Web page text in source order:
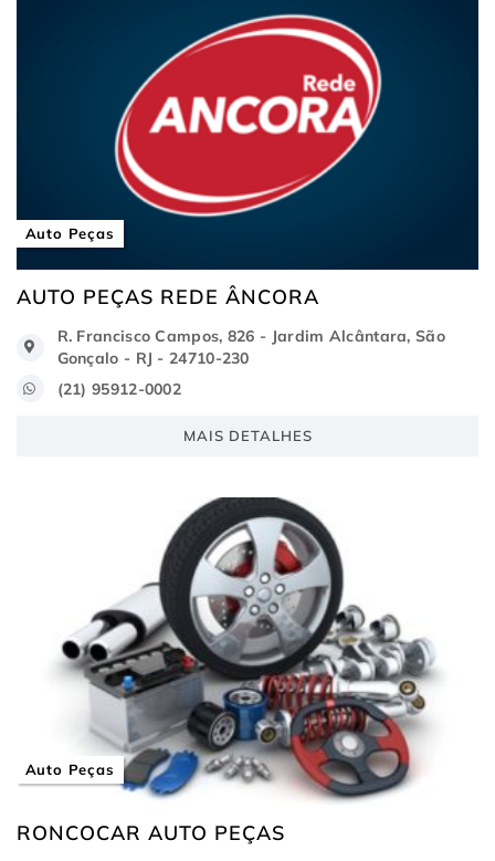
Auto Peças
AUTO PEÇAS REDE ÂNCORA
R. Francisco Campos, 826 - Jardim Alcântara, São
Gonçalo - RJ - 24710-230
(21) 95912-0002
MAIS DETALHES
Auto Peças
RONCOCAR AUTO PEÇAS